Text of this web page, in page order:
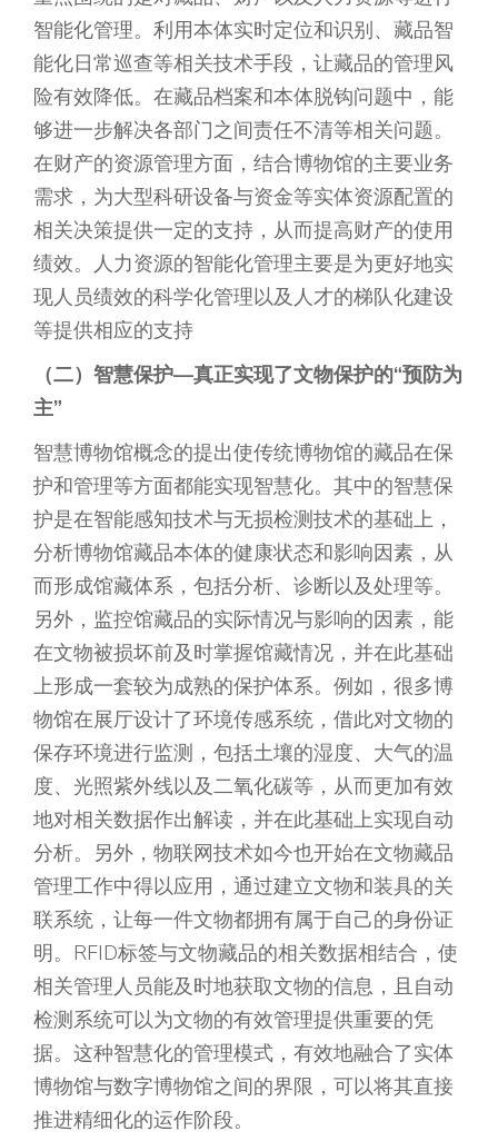
智能化管理。利用本体实时定位和识别、藏品智
能化日常巡查等相关技术手段，让藏品的管理风
险有效降低。在藏品档案和本体脱钩问题中，能
够进一步解决各部门之间责任不清等相关问题。
在财产的资源管理方面，结合博物馆的主要业务
需求，为大型科研设备与资金等实体资源配置的
相关决策提供一定的支持，从而提高财产的使用
绩效。人力资源的智能化管理主要是为更好地实
现人员绩效的科学化管理以及人才的梯队化建设
等提供相应的支持
（二）智慧保护—真正实现了文物保护的“预防为
主”
智慧博物馆概念的提出使传统博物馆的藏品在保
护和管理等方面都能实现智慧化。其中的智慧保
护是在智能感知技术与无损检测技术的基础上，
分析博物馆藏品本体的健康状态和影响因素，从
而形成馆藏体系，包括分析、诊断以及处理等。
另外，监控馆藏品的实际情况与影响的因素，能
在文物被损坏前及时掌握馆藏情况，并在此基础
上形成一套较为成熟的保护体系。例如，很多博
物馆在展厅设计了环境传感系统，借此对文物的
保存环境进行监测，包括土壤的湿度、大气的温
度、光照紫外线以及二氧化碳等，从而更加有效
地对相关数据作出解读，并在此基础上实现自动
分析。另外，物联网技术如今也开始在文物藏品
管理工作中得以应用，通过建立文物和装具的关
联系统，让每一件文物都拥有属于自己的身份证
明。RFID标签与文物藏品的相关数据相结合，使
相关管理人员能及时地获取文物的信息，且自动
检测系统可以为文物的有效管理提供重要的凭
据。这种智慧化的管理模式，有效地融合了实体
博物馆与数字博物馆之间的界限，可以将其直接
推进精细化的运作阶段。